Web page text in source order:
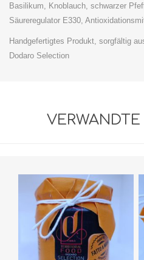
Basilikum, Knoblauch, schwarzer
Säureregulator E330,
Handgefertigtes Produkt, sorgfältig
Dodaro Selection